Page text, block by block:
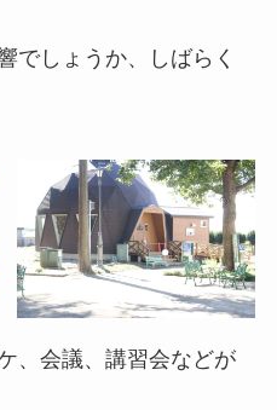
でしょうか、しばらく
、会議、講習会などが